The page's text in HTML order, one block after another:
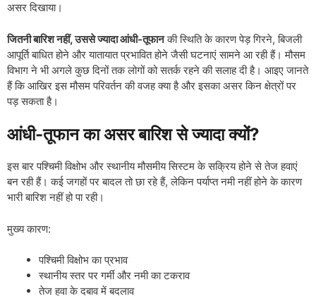
असर दिखाया।
जितनी बारिश नहीं, उससे ज्यादा आंधी-तूफानकी स्थिति के कारण पेड़ गिरने, बिजली
आपूर्ति बाधित होने और यातायात प्रभावित होने जैसी घटनाएं सामने आ रही हैं। मौसम
विभाग ने भी अगले कुछ दिनों तक लोगों को सतर्क रहने की सलाह दी है। आइए जानते
हैं कि आखिर इस मौसम परिवर्तन की वजह क्या है और इसका असर किन क्षेत्रों पर
पड़ सकता है।
आंधी-तूफान का असर बारिश से ज्यादा क्यों?
इस बार पश्चिमी विक्षोभ और स्थानीय मौसमीय सिस्टम के सक्रिय होने से तेज हवाएं
बन रही हैं। कई जगहों पर बादल तो छा रहे हैं, लेकिन पर्याप्त नमी नहीं होने के कारण
भारी बारिश नहीं हो पा रही।
मुख्य कारण:
पश्चिमी विक्षोभ का प्रभाव
स्थानीय स्तर पर गर्मी और नमी का टकराव
तेज हवा के दबाव में बदलाव